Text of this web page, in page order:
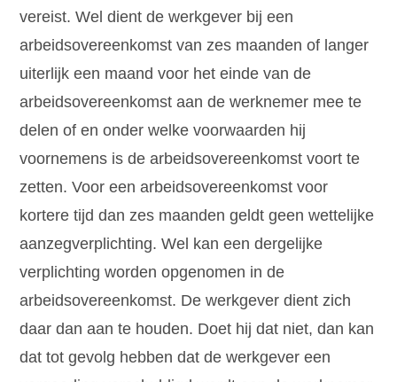
vereist. Wel dient de werkgever bij een
arbeidsovereenkomst van zes maanden of langer
uiterlijk een maand voor het einde van de
arbeidsovereenkomst aan de werknemer mee te
delen of en onder welke voorwaarden hij
voornemens is de arbeidsovereenkomst voort te
zetten. Voor een arbeidsovereenkomst voor
kortere tijd dan zes maanden geldt geen wettelijke
aanzegverplichting. Wel kan een dergelijke
verplichting worden opgenomen in de
arbeidsovereenkomst. De werkgever dient zich
daar dan aan te houden. Doet hij dat niet, dan kan
dat tot gevolg hebben dat de werkgever een